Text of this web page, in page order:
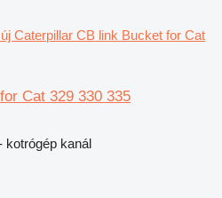
új Caterpillar CB link Bucket for Cat
Cat 329 330 335
kotrógép kanál